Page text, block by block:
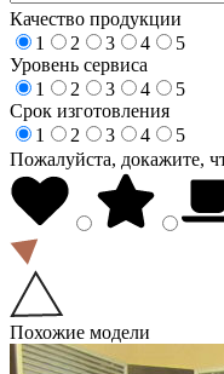
Качество продукции
1
2 3 4
5
Уровень сервиса
1
2 3 4
5
Срок изготовления
1
2 3 4
5
Пожалуйста, докажите,
Похожие модели